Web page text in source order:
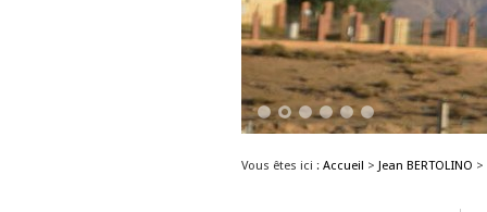
1 2 3 4 5 6
Vous êtes ici : Accueil > Jean BERTOLINO >